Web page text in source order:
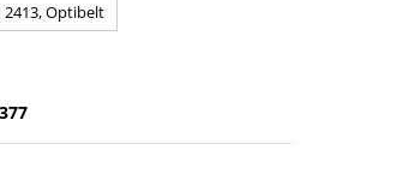
2413, Optibelt